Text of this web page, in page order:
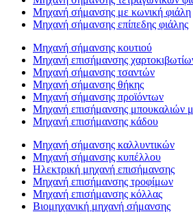
Μηχανή σήμανσης με κωνική φιάλη
Μηχανή σήμανσης επίπεδης φιάλης
Μηχανή σήμανσης κουτιού
Μηχανή επισήμανσης
Μηχανή σήμανσης τσαντών
Μηχανή σήμανσης θήκης
Μηχανή σήμανσης προϊόντων
Μηχανή επισήμανσης μπουκαλιών
Μηχανή επισήμανσης κάδου
Μηχανή σήμανσης καλλυντικών
Μηχανή σήμανσης κυπέλλου
Ηλεκτρική μηχανή επισήμανσης
Μηχανή επισήμανσης τροφίμων
Μηχανή επισήμανσης κόλλας
Βιομηχανική μηχανή σήμανσης